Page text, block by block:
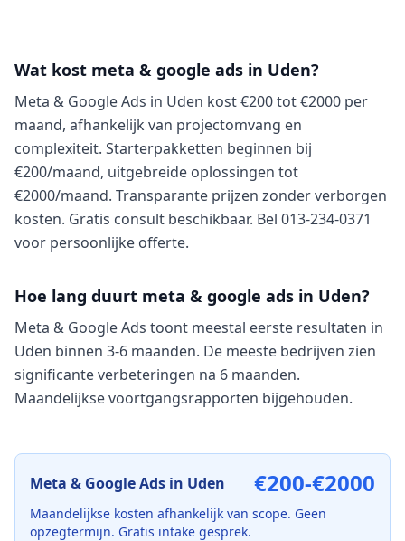
Wat kost meta & google ads in Uden?
Meta & Google Ads in Uden kost €200 tot €2000 per
maand, afhankelijk van projectomvang en
complexiteit. Starterpakketten beginnen bij
€200/maand, uitgebreide oplossingen tot
€2000/maand. Transparante prijzen zonder verborgen
kosten. Gratis consult beschikbaar. Bel 013-234-0371
voor persoonlijke offerte.
Hoe lang duurt meta & google ads in Uden?
Meta & Google Ads toont meestal eerste resultaten in
Uden binnen 3-6 maanden. De meeste bedrijven zien
significante verbeteringen na 6 maanden.
Maandelijkse voortgangsrapporten bijgehouden.
Meta & Google Ads in Uden €200-€2000
Maandelijkse kosten afhankelijk van scope. Geen
opzegtermijn. Gratis intake gesprek.